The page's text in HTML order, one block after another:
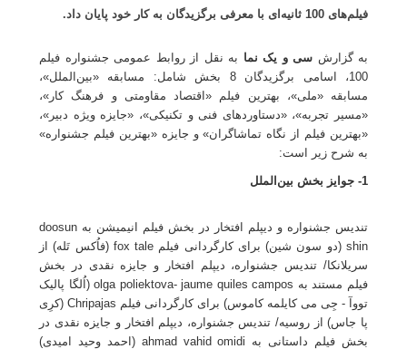
فیلم‌های 100 ثانیه‌ای با معرفی برگزیدگان به کار خود پایان داد.
به گزارش سی و یک نما به نقل از روابط عمومی جشنواره فیلم
100، اسامی برگزیدگان 8 بخش شامل: مسابقه «بین‌الملل»،
مسابقه «ملی»، بهترین فیلم «اقتصاد مقاومتی و فرهنگ کار»،
«مسیر تجربه»، «دستاوردهای فنی و تکنیکی»، «جایزه ویژه دبیر»،
«بهترین فیلم از نگاه تماشاگران» و جایزه «بهترین فیلم جشنواره»
به شرح زیر است:
1- جوایز بخش بین‌الملل
تندیس جشنواره و دیپلم افتخار در بخش فیلم انیمیشن به doosun
shin (دو سون شین) برای کارگردانی فیلم fox tale (فاُکس تَله) از
سریلانکا/ تندیس جشنواره، دیپلم افتخار و جایزه نقدی در بخش
فیلم مستند به olga poliektova- jaume quiles campos (اُلگا پالیک
تووآ - جِی می کایلمه کاموس) برای کارگردانی فیلم Chripajas (کرِی
پا جاس) از روسیه/ تندیس جشنواره، دیپلم افتخار و جایزه نقدی در
بخش فیلم داستانی به ahmad vahid omidi (احمد وحید امیدی)